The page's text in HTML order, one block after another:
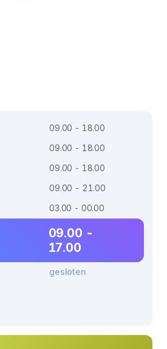
09.00 - 18.00
09.00 - 18.00
09.00 - 18.00
09.00 - 21.00
03.00 - 00.00
09.00 -
17.00
gesloten